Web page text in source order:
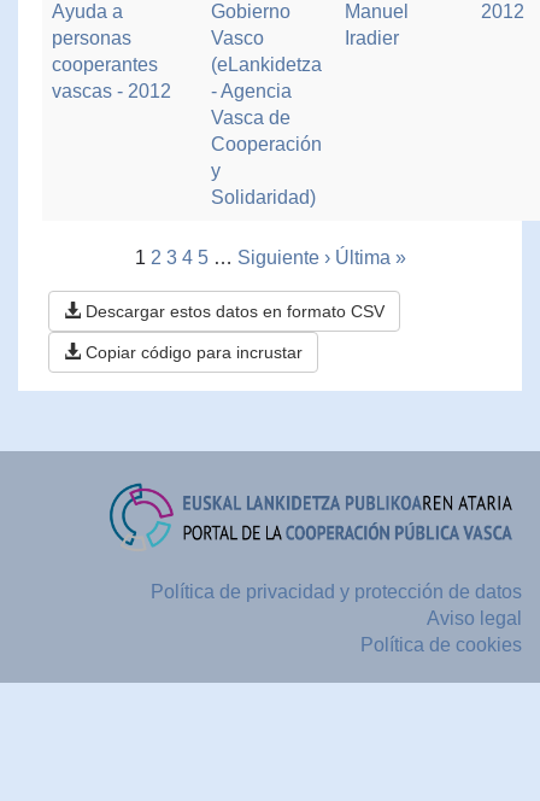
Ayuda a
personas
cooperantes
vascas - 2012
Gobierno
Vasco
(eLankidetza
- Agencia
Vasca de
Cooperación
y
Solidaridad)
Manuel
Iradier
2012
1 2 3 4 5 … Siguiente › Última »
Descargar estos datos en formato CSV
Copiar código para incrustar
Política de privacidad y protección de datos
Aviso legal
Política de cookies